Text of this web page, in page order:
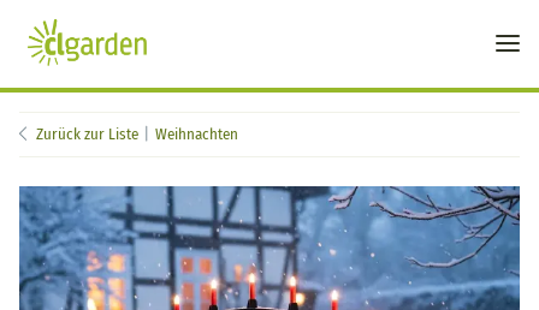
Zurück zur Liste Weihnachten